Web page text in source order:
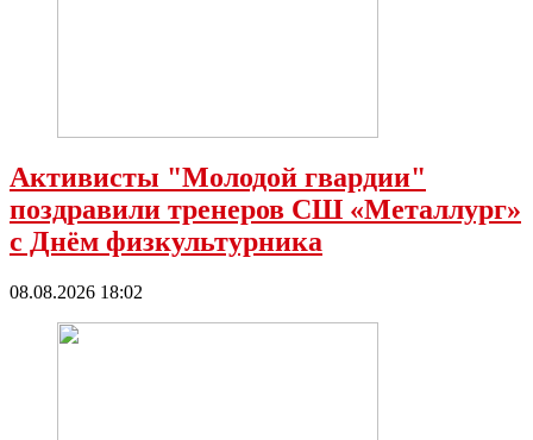
Активисты "Молодой гвардии"
поздравили тренеров СШ «Металлург»
с Днëм физкультурника
08.08.2026 18:02